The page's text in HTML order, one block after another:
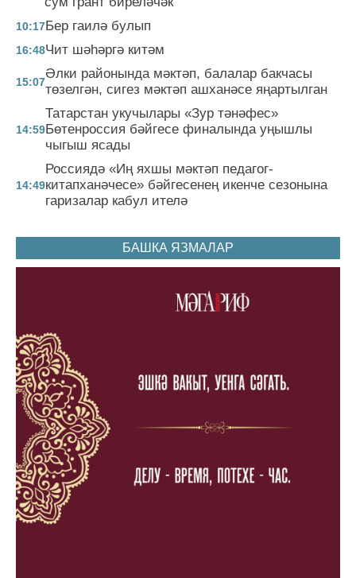
10:17Бер гаилә булып
16:48Чит шәһәргә китәм
15:07
Әлки районында мәктәп, балалар бакчасы
төзелгән, сигез мәктәп ашханәсе яңартылган
14:59
Татарстан укучылары «Зур тәнәфес»
Бөтенроссия бәйгесе финалында уңышлы
чыгыш ясады
14:49
Россиядә «Иң яхшы мәктәп педагог-
китапханәчесе» бәйгесенең икенче сезонына
гаризалар кабул ителә
БАШКА ЯЗМАЛАР